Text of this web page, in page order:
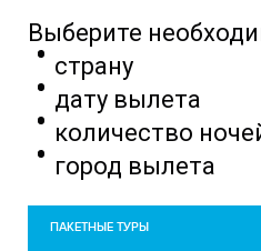
Выберите
страну
дату вылета
количество
город вылета
ПАКЕТНЫЕ ТУРЫ